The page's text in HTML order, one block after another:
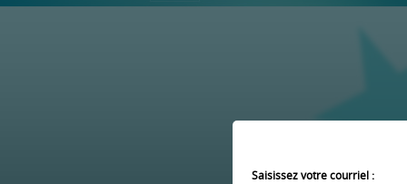
Saisissez votre courriel :